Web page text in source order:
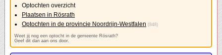
Optochten overzicht
Plaatsen in Rösrath
Optochten in de provincie Noordrijn-Westfalen (848)
Weet jij nog een optocht in de gemeente Rösrath?
Geef dit dan aan ons door.